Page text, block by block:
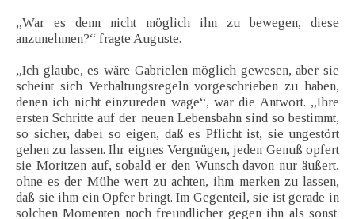
„War es denn nicht möglich ihn zu bewegen, diese
anzunehmen?“ fragte Auguste.
„Ich glaube, es wäre Gabrielen möglich gewesen, aber sie
scheint sich Verhaltungsregeln vorgeschrieben zu haben,
denen ich nicht einzureden wage“, war die Antwort. „Ihre
ersten Schritte auf der neuen Lebensbahn sind so bestimmt,
so sicher, dabei so eigen, daß es Pflicht ist, sie ungestört
gehen zu lassen. Ihr eignes Vergnügen, jeden Genuß opfert
sie Moritzen auf, sobald er den Wunsch davon nur äußert,
ohne es der Mühe wert zu achten, ihm merken zu lassen,
daß sie ihm ein Opfer bringt. Im Gegenteil, sie ist gerade in
solchen Momenten noch freundlicher gegen ihn als sonst.